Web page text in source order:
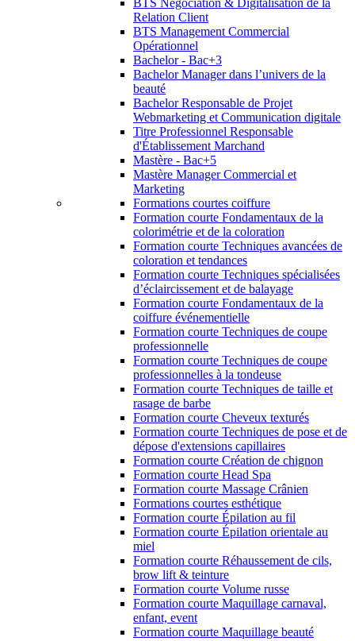
BTS Négociation & Digitalisation de la
Relation Client
BTS Management Commercial
Opérationnel
Bachelor - Bac+3
Bachelor Manager dans l’univers de la
beauté
Bachelor Responsable de Projet
Webmarketing et Communication digitale
Titre Professionnel Responsable
d'Établissement Marchand
Mastère - Bac+5
Mastère Manager Commercial et
Marketing
Formations courtes coiffure
Formation courte Fondamentaux de la
colorimétrie et de la coloration
Formation courte Techniques avancées de
coloration et tendances
Formation courte Techniques spécialisées
d’éclaircissement et de balayage
Formation courte Fondamentaux de la
coiffure événementielle
Formation courte Techniques de coupe
professionnelle
Formation courte Techniques de coupe
professionnelles à la tondeuse
Formation courte Techniques de taille et
rasage de barbe
Formation courte Cheveux texturés
Formation courte Techniques de pose et de
dépose d'extensions capillaires
Formation courte Création de chignon
Formation courte Head Spa
Formation courte Massage Crânien
Formations courtes esthétique
Formation courte Épilation au fil
Formation courte Épilation orientale au
miel
Formation courte Réhaussement de cils,
brow lift & teinture
Formation courte Volume russe
Formation courte Maquillage carnaval,
enfant, event
Formation courte Maquillage beauté